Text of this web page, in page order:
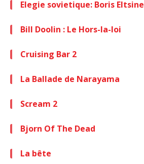
Elegie sovietique: Boris Eltsine
Bill Doolin : Le Hors-la-loi
Cruising Bar 2
La Ballade de Narayama
Scream 2
Bjorn Of The Dead
La bête